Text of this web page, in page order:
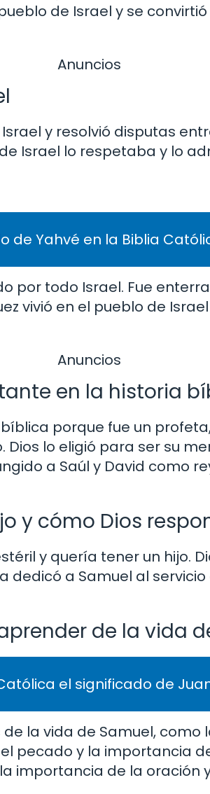
de Israel y se
Anuncios
y resolvió disputas
Israel lo respetaba y lo
de Yahvé en la Biblia
por todo Israel. Fue
vivió en el pueblo de
Anuncios
en la historia
porque fue un
lo eligió para ser su
a Saúl y David como
y cómo Dios
y quería tener un hijo.
dedicó a Samuel al
de la vida
el significado de
la vida de Samuel, como
pecado y la importancia
importancia de la oración